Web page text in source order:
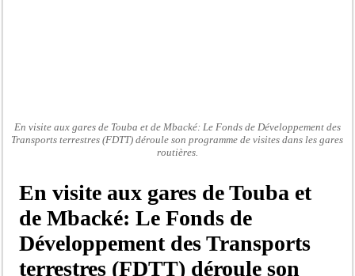
En visite aux gares de Touba et de Mbacké: Le Fonds de Développement des
Transports terrestres (FDTT) déroule son programme de visites dans les gares
routières.
En visite aux gares de Touba et
de Mbacké: Le Fonds de
Développement des Transports
terrestres (FDTT) déroule son